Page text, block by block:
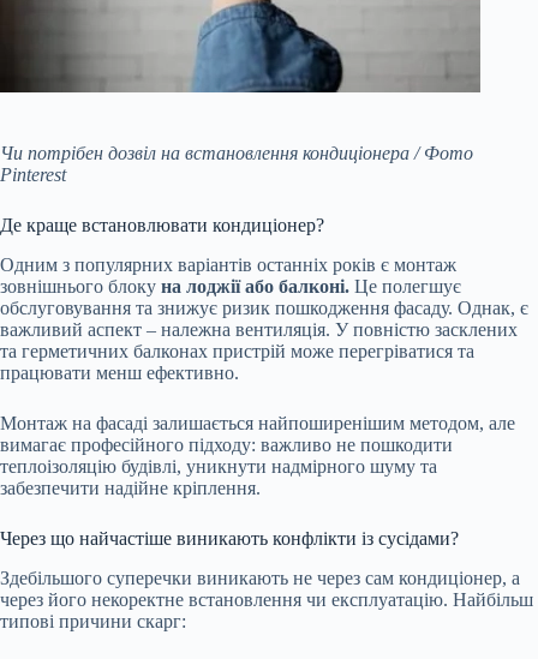
Чи потрібен дозвіл на встановлення кондиціонера / Фото
Pinterest
Де краще встановлювати кондиціонер?
Одним з популярних варіантів останніх років є монтаж
зовнішнього блоку на лоджії або балконі. Це полегшує
обслуговування та знижує ризик пошкодження фасаду. Однак, є
важливий аспект – належна вентиляція. У повністю засклених
та герметичних балконах пристрій може перегріватися та
працювати менш ефективно.
Монтаж на фасаді залишається найпоширенішим методом, але
вимагає професійного підходу: важливо не пошкодити
теплоізоляцію будівлі, уникнути надмірного шуму та
забезпечити надійне кріплення.
Через що найчастіше виникають конфлікти із сусідами?
Здебільшого суперечки виникають не через сам кондиціонер, а
через його некоректне встановлення чи експлуатацію. Найбільш
типові причини скарг: